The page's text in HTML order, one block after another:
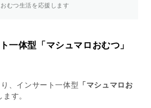
むつ生活を応援します
一体型「マシュマロおむつ」
、インサート一体型 「マシュマロお
す。